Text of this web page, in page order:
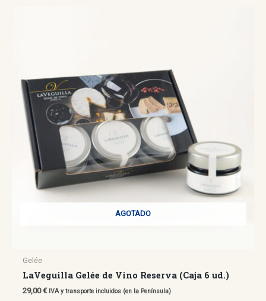
AGOTADO
Gelée
LaVeguilla Gelée de Vino Reserva (Caja 6 ud.)
29,00€ IVA y transporte incluidos (en la Península)